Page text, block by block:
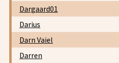
Dargaard01
Darius
Darn Vaiel
Darren